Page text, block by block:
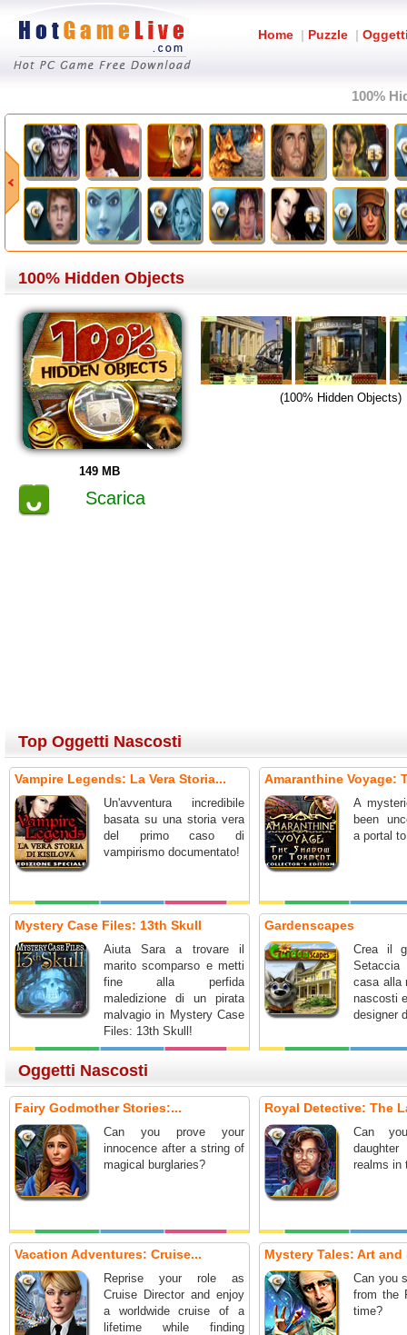
Home | Puzzle |
100%
100% Hidden Objects
149 MB
Scarica
(100% Hidden Objects)
Top Oggetti Nascosti
Vampire Legends: La Vera Storia...
Un'avventura incredibile
basata su una storia vera
del primo caso di
vampirismo documentato!
Amaranthine Voyage:
A
been
a portal
Mystery Case Files: 13th Skull
Aiuta Sara a trovare il
marito scomparso e metti
fine alla perfida
maledizione di un pirata
malvagio in Mystery Case
Files: 13th Skull!
Gardenscapes
Crea il
casa alla
nascosti
designer
Oggetti Nascosti
Fairy Godmother Stories:...
Can you prove your
innocence after a string of
magical burglaries?
Royal Detective: The
Can
realms in
Vacation Adventures: Cruise...
Reprise your role as
Cruise Director and enjoy
a worldwide cruise of a
lifetime while finding
Mystery Tales: Art and
Can you
from the
time?